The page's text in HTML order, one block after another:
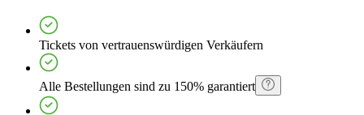
Tickets von vertrauenswürdigen Verkäufern
Alle Bestellungen sind zu 150% garantiert